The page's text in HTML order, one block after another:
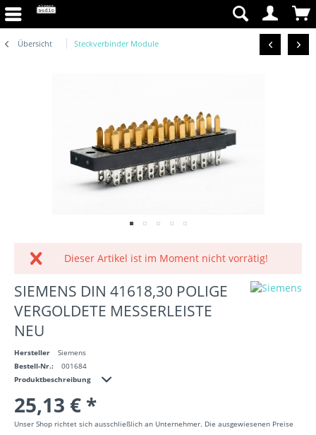
Übersicht Steckverbinder Module
Dieser Artikel ist im Moment nicht vorrätig!
SIEMENS DIN 41618,30 POLIGE
VERGOLDETE MESSERLEISTE
NEU
Hersteller
Siemens
Bestell-Nr.:
001684
Produktbeschreibung
25,13 € *
Unser Shop richtet sich ausschließlich an Unternehmer. Die ausgewiesenen Preise